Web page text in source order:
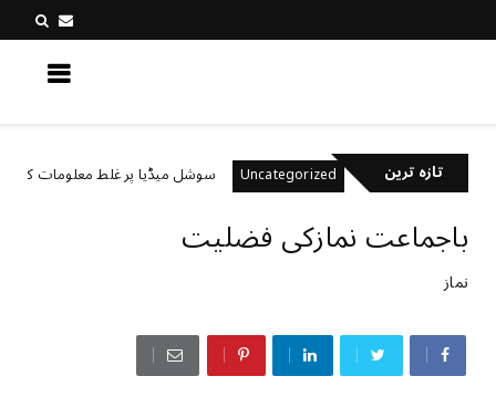
تازہ ترینہیں؟ Uncategorized سوشل میڈیا پر غلط معلومات کیسے
باجماعت نمازکی فضلیت
نماز